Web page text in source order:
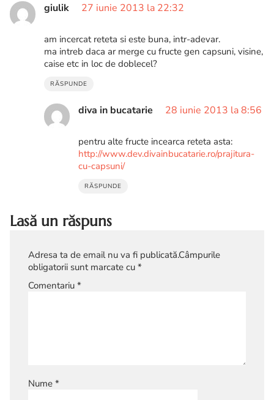
giulik 27 iunie 2013 la 22:32
am incercat reteta si este buna, intr-adevar.
ma intreb daca ar merge cu fructe gen capsuni, visine,
caise etc in loc de doblecel?
RĂSPUNDE
diva in bucatarie 28 iunie 2013 la 8:56
pentru alte fructe incearca reteta asta:
http://www.dev.divainbucatarie.ro/prajitura-
cu-capsuni/
RĂSPUNDE
Lasă un răspuns
Adresa ta de email nu va fi publicată.Câmpurile
obligatorii sunt marcate cu *
Comentariu *
Nume *